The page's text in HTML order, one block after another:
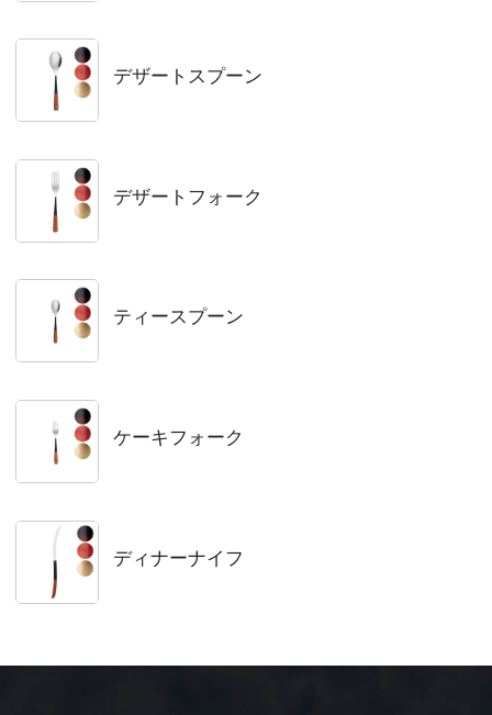
デザートスプーン
デザートフォーク
ティースプーン
ケーキフォーク
ディナーナイフ